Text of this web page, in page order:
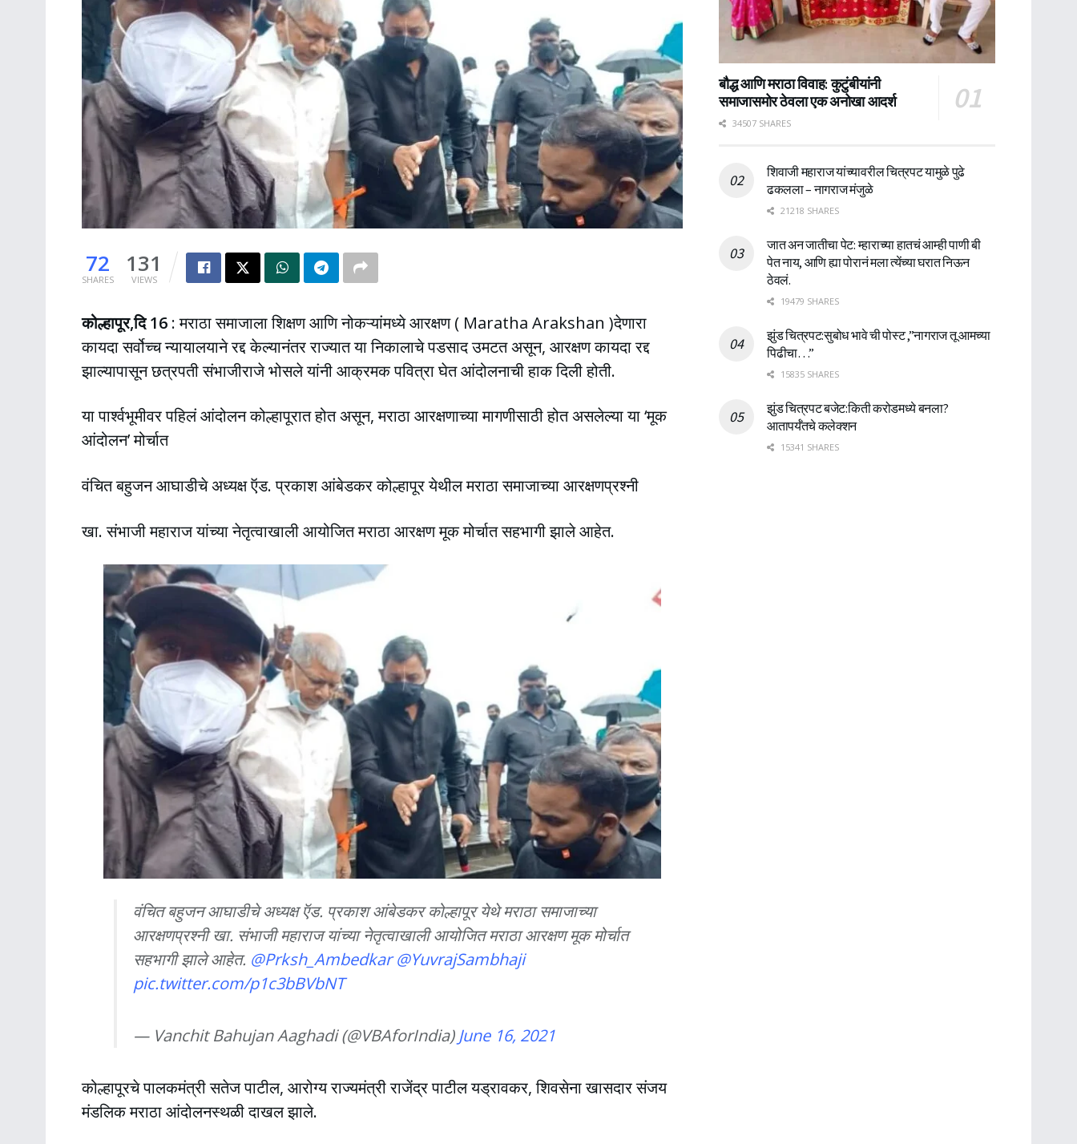
72
SHARES
131
VIEWS
कोल्हापूर,दि 16 : मराठा समाजाला शिक्षण आणि नोकऱ्यांमध्ये आरक्षण ( Maratha Arakshan )देणारा
कायदा सर्वोच्च न्यायालयाने रद्द केल्यानंतर राज्यात या निकालाचे पडसाद उमटत असून, आरक्षण कायदा रद्द
झाल्यापासून छत्रपती संभाजीराजे भोसले यांनी आक्रमक पवित्रा घेत आंदोलनाची हाक दिली होती.
या पार्श्वभूमीवर पहिलं आंदोलन कोल्हापूरात होत असून, मराठा आरक्षणाच्या मागणीसाठी होत असलेल्या या ‘मूक
आंदोलन’ मोर्चात
वंचित बहुजन आघाडीचे अध्यक्ष ऍड. प्रकाश आंबेडकर कोल्हापूर येथील मराठा समाजाच्या आरक्षणप्रश्नी
खा. संभाजी महाराज यांच्या नेतृत्वाखाली आयोजित मराठा आरक्षण मूक मोर्चात सहभागी झाले आहेत.
वंचित बहुजन आघाडीचे अध्यक्ष ऍड. प्रकाश आंबेडकर कोल्हापूर येथे मराठा समाजाच्या
आरक्षणप्रश्नी खा. संभाजी महाराज यांच्या नेतृत्वाखाली आयोजित मराठा आरक्षण मूक मोर्चात
सहभागी झाले आहेत. @Prksh_Ambedkar @YuvrajSambhaji
pic.twitter.com/p1c3bBVbNT
— Vanchit Bahujan Aaghadi (@VBAforIndia) June 16, 2021
कोल्हापूरचे पालकमंत्री सतेज पाटील, आरोग्य राज्यमंत्री राजेंद्र पाटील यड्रावकर, शिवसेना खासदार संजय
मंडलिक मराठा आंदोलनस्थळी दाखल झाले.
बौद्ध आणि मराठा विवाह: कुटुंबीयांनी
समाजासमोर ठेवला एक अनोखा आदर्श
34507 SHARES
शिवाजी महाराज यांच्यावरील चित्रपट यामुळे पुढे
ढकलला – नागराज मंजुळे
21218 SHARES
जात अन जातीचा पेट: म्हाराच्या हातचं आम्ही पाणी बी
पेत नाय, आणि ह्या पोरानं मला त्येंच्या घरात निऊन
ठेवलं.
19479 SHARES
झुंड चित्रपट:सुबोध भावे ची पोस्ट ,”नागराज तू आमच्या
पिढीचा…”
15835 SHARES
झुंड चित्रपट बजेट:किती करोडमध्ये बनला?
आतापर्यँतचे कलेक्शन
15341 SHARES